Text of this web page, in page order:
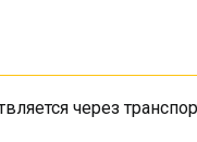
через